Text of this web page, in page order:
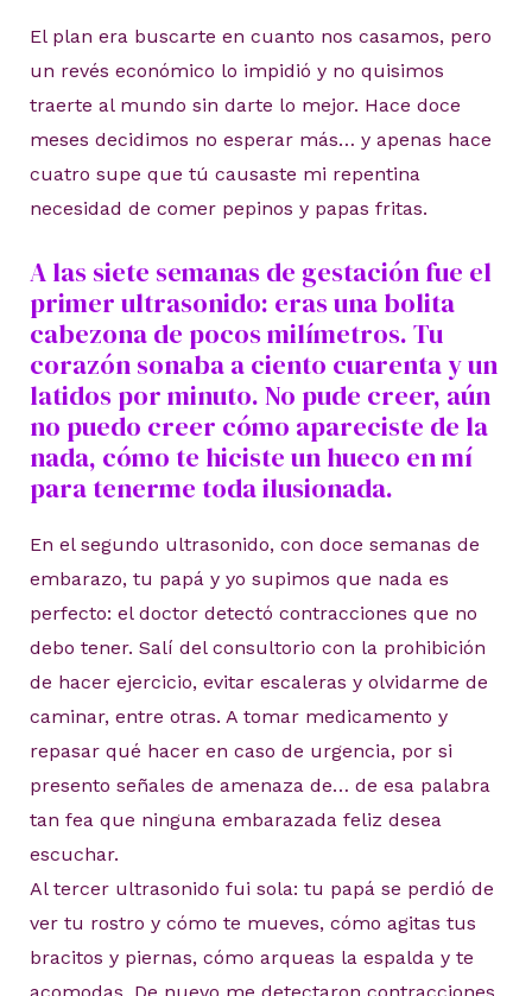
El plan era buscarte en cuanto nos casamos, pero
un revés económico lo impidió y no quisimos
traerte al mundo sin darte lo mejor. Hace doce
meses decidimos no esperar más… y apenas hace
cuatro supe que tú causaste mi repentina
necesidad de comer pepinos y papas fritas.
A las siete semanas de gestación fue el
primer ultrasonido: eras una bolita
cabezona de pocos milímetros. Tu
corazón sonaba a ciento cuarenta y un
latidos por minuto. No pude creer, aún
no puedo creer cómo apareciste de la
nada, cómo te hiciste un hueco en mí
para tenerme toda ilusionada.
En el segundo ultrasonido, con doce semanas de
embarazo, tu papá y yo supimos que nada es
perfecto: el doctor detectó contracciones que no
debo tener. Salí del consultorio con la prohibición
de hacer ejercicio, evitar escaleras y olvidarme de
caminar, entre otras. A tomar medicamento y
repasar qué hacer en caso de urgencia, por si
presento señales de amenaza de… de esa palabra
tan fea que ninguna embarazada feliz desea
escuchar.
Al tercer ultrasonido fui sola: tu papá se perdió de
ver tu rostro y cómo te mueves, cómo agitas tus
bracitos y piernas, cómo arqueas la espalda y te